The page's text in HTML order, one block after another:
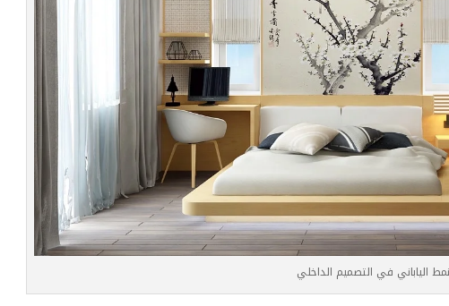
الياباني في التصميم الداخلي